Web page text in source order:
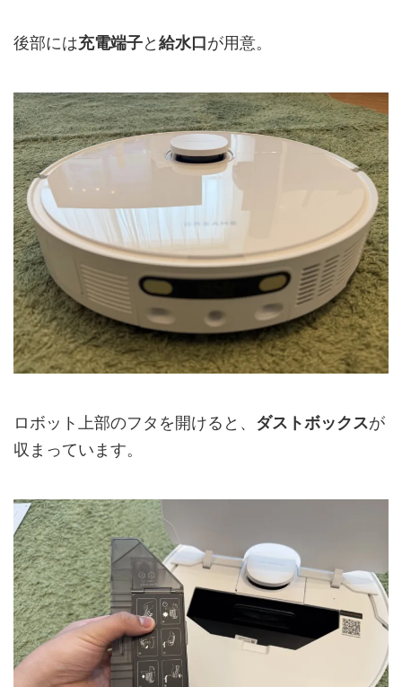
後部には充電端子と給水口が用意。
ロボット上部のフタを開けると、 ダストボックスが
収まっています。